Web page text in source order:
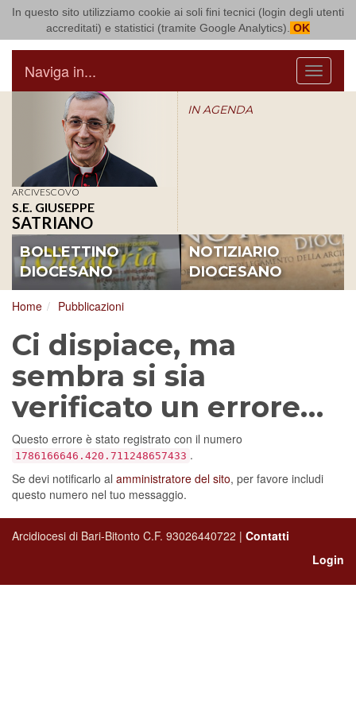
In questo sito utilizziamo cookie ai soli fini tecnici (login degli utenti
accreditati) e statistici (tramite Google Analytics). OK
Arcidiocesi di Bari Bitonto
Menu
Naviga in...
ARCIVESCOVO
S.E. GIUSEPPE
SATRIANO
IN AGENDA
BOLLETTINO
DIOCESANO
NOTIZIARIO
DIOCESANO
Home Pubblicazioni
Ci dispiace, ma
sembra si sia
verificato un errore…
Questo errore è stato registrato con il numero
1786166646.420.711248657433 .
Se devi notificarlo al amministratore del sito, per favore includi
questo numero nel tuo messaggio.
Arcidiocesi di Bari-Bitonto C.F. 93026440722 | Contatti
Login